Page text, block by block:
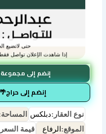
إنضم إلى
إنضم إلى
نوع العقار:دبلكس
الموقع: الرفاع قيمة